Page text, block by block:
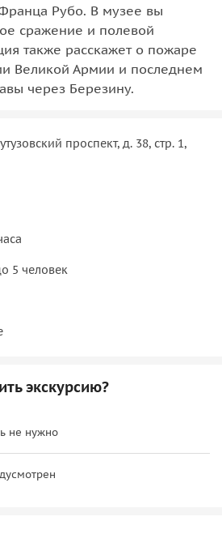
Рубо. В музее вы
сражение и полевой
также расскажет о пожаре
Великой Армии и последнем
через Березину.
проспект, д. 38, стр. 1,
5 человек
экскурсию?
не нужно